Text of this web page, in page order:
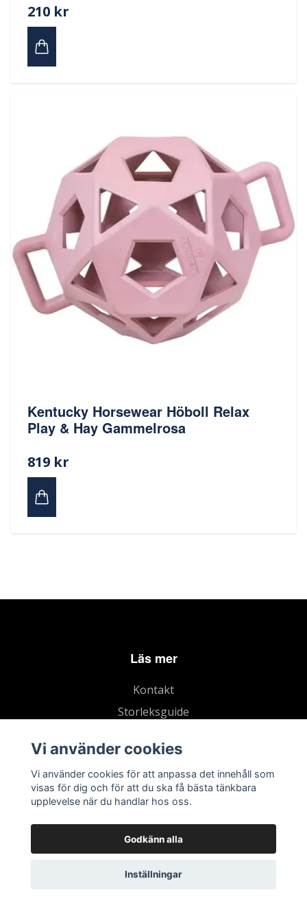
210 kr
Kentucky Horsewear Höboll Relax
Play & Hay Gammelrosa
819 kr
Läs mer
Kontakt
Storleksguide
© 2026 Marias Häst och Foder–Powered by Quickbutik
Vi använder cookies
Vi använder cookies för att anpassa det innehåll som
visas för dig och för att du ska få bästa tänkbara
upplevelse när du handlar hos oss.
Godkänn alla
Inställningar